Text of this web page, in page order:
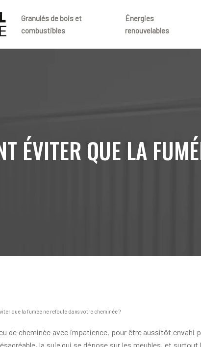
Granulés de bois et
combustibles
Énergies
renouvelables
ÉVITER QUE LA
que la fumée ne refoule dans votre cheminée ?
de cheminée avec impatience, pour être aussitôt
la suie qui se dépose sur les meubles, et